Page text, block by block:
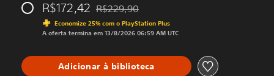
R$172,42 Desconto aplicado no preço original de
R$229,90
Economize 25% com o PlayStation Plus
A oferta termina em 13/8/2026 06:59 AM UTC
Adicionar à biblioteca